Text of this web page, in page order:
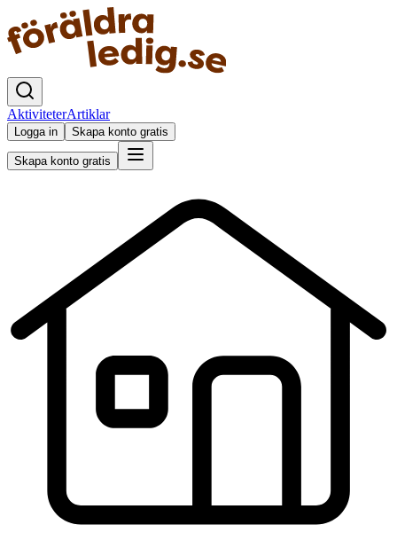
AktiviteterArtiklar
Logga in Skapa konto gratis
Skapa konto gratis